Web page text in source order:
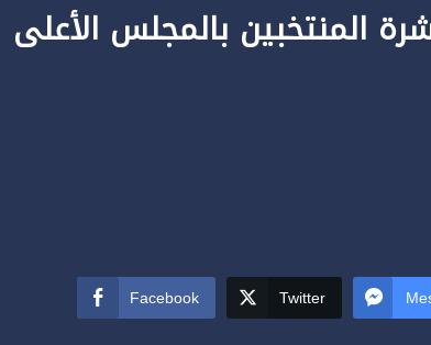
المنتخبين بالمجلس الأعلى
Facebook Twitter